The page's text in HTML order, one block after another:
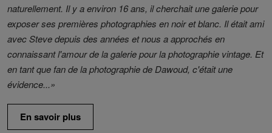
naturellement. Il y a environ 16 ans, il cherchait une galerie pour
exposer ses premières photographies en noir et blanc. Il était ami
avec Steve depuis des années et nous a approchés en
connaissant l'amour de la galerie pour la photographie vintage. Et
en tant que fan de la photographie de Dawoud, c'était une
évidence...»
En savoir plus